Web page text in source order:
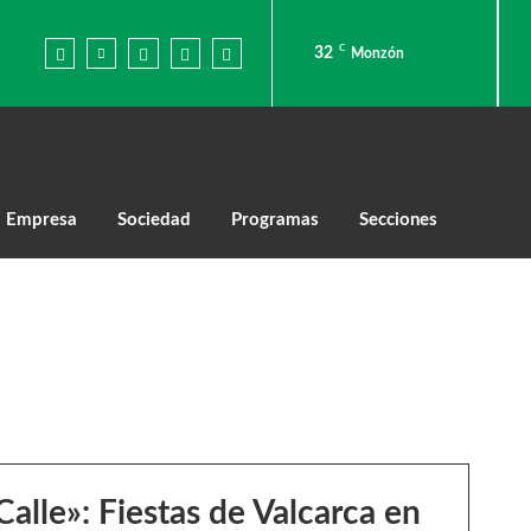
32 C Monzón
Empresa Sociedad Programas Secciones
Fiestas de Valcarca en